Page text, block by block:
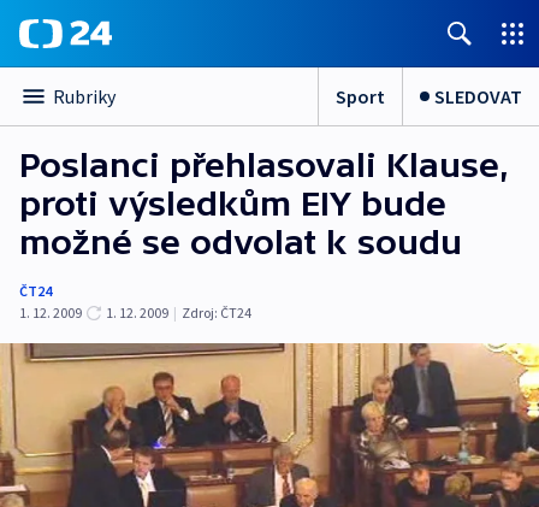
Rubriky Sport SLEDOVAT
Poslanci přehlasovali Klause,
proti výsledkům EIY bude
možné se odvolat k soudu
ČT24
1. 12. 2009
1. 12. 2009 | Zdroj: ČT24